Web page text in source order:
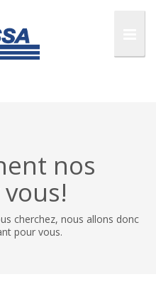
nos
cherchez, nous allons donc
pour vous.